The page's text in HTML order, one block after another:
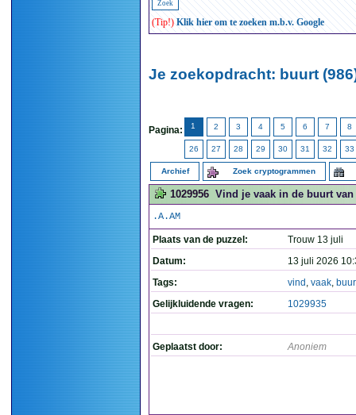
(Tip!) Klik hier om te zoeken m.b.v. Google
Je zoekopdracht: buurt
Pagina: 1 2 3 4 5 6 7 8
26 27 28 29 30 31 32 33
Archief Zoek cryptogrammen
1029956 Vind je vaak in de buurt van
.A.AM
Plaats van de puzzel:
Trouw 13 juli
Datum:
13 juli 2026
Tags:
vind , vaak,
Gelijkluidende vragen:
1029935
Geplaatst door: Anoniem